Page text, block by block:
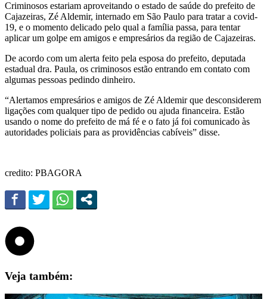
Criminosos estariam aproveitando o estado de saúde do prefeito de
Cajazeiras, Zé Aldemir, internado em São Paulo para tratar a covid-
19, e o momento delicado pelo qual a família passa, para tentar
aplicar um golpe em amigos e empresários da região de Cajazeiras.
De acordo com um alerta feito pela esposa do prefeito, deputada
estadual dra. Paula, os criminosos estão entrando em contato com
algumas pessoas pedindo dinheiro.
“Alertamos empresários e amigos de Zé Aldemir que desconsiderem
ligações com qualquer tipo de pedido ou ajuda financeira. Estão
usando o nome do prefeito de má fé e o fato já foi comunicado às
autoridades policiais para as providências cabíveis” disse.
credito: PBAGORA
Veja também: